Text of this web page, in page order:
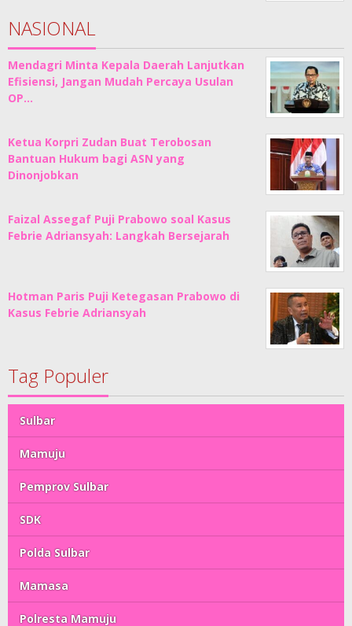
NASIONAL
Mendagri Minta Kepala Daerah Lanjutkan
Efisiensi, Jangan Mudah Percaya Usulan
OP…
Ketua Korpri Zudan Buat Terobosan
Bantuan Hukum bagi ASN yang
Dinonjobkan
Faizal Assegaf Puji Prabowo soal Kasus
Febrie Adriansyah: Langkah Bersejarah
Hotman Paris Puji Ketegasan Prabowo di
Kasus Febrie Adriansyah
Tag Populer
Sulbar
Mamuju
Pemprov Sulbar
SDK
Polda Sulbar
Mamasa
Polresta Mamuju